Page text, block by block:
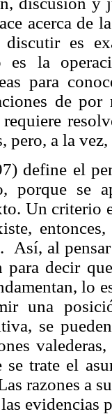
acerca de
es
la
para
de
pero, a la
define el
porque se
Un criterio
Así, al
para decir
lo
una
se
se trate el
razones a
evidencias